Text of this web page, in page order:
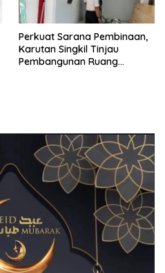
Perkuat Sarana Pembinaan,
Karutan Singkil Tinjau
Pembangunan Ruang